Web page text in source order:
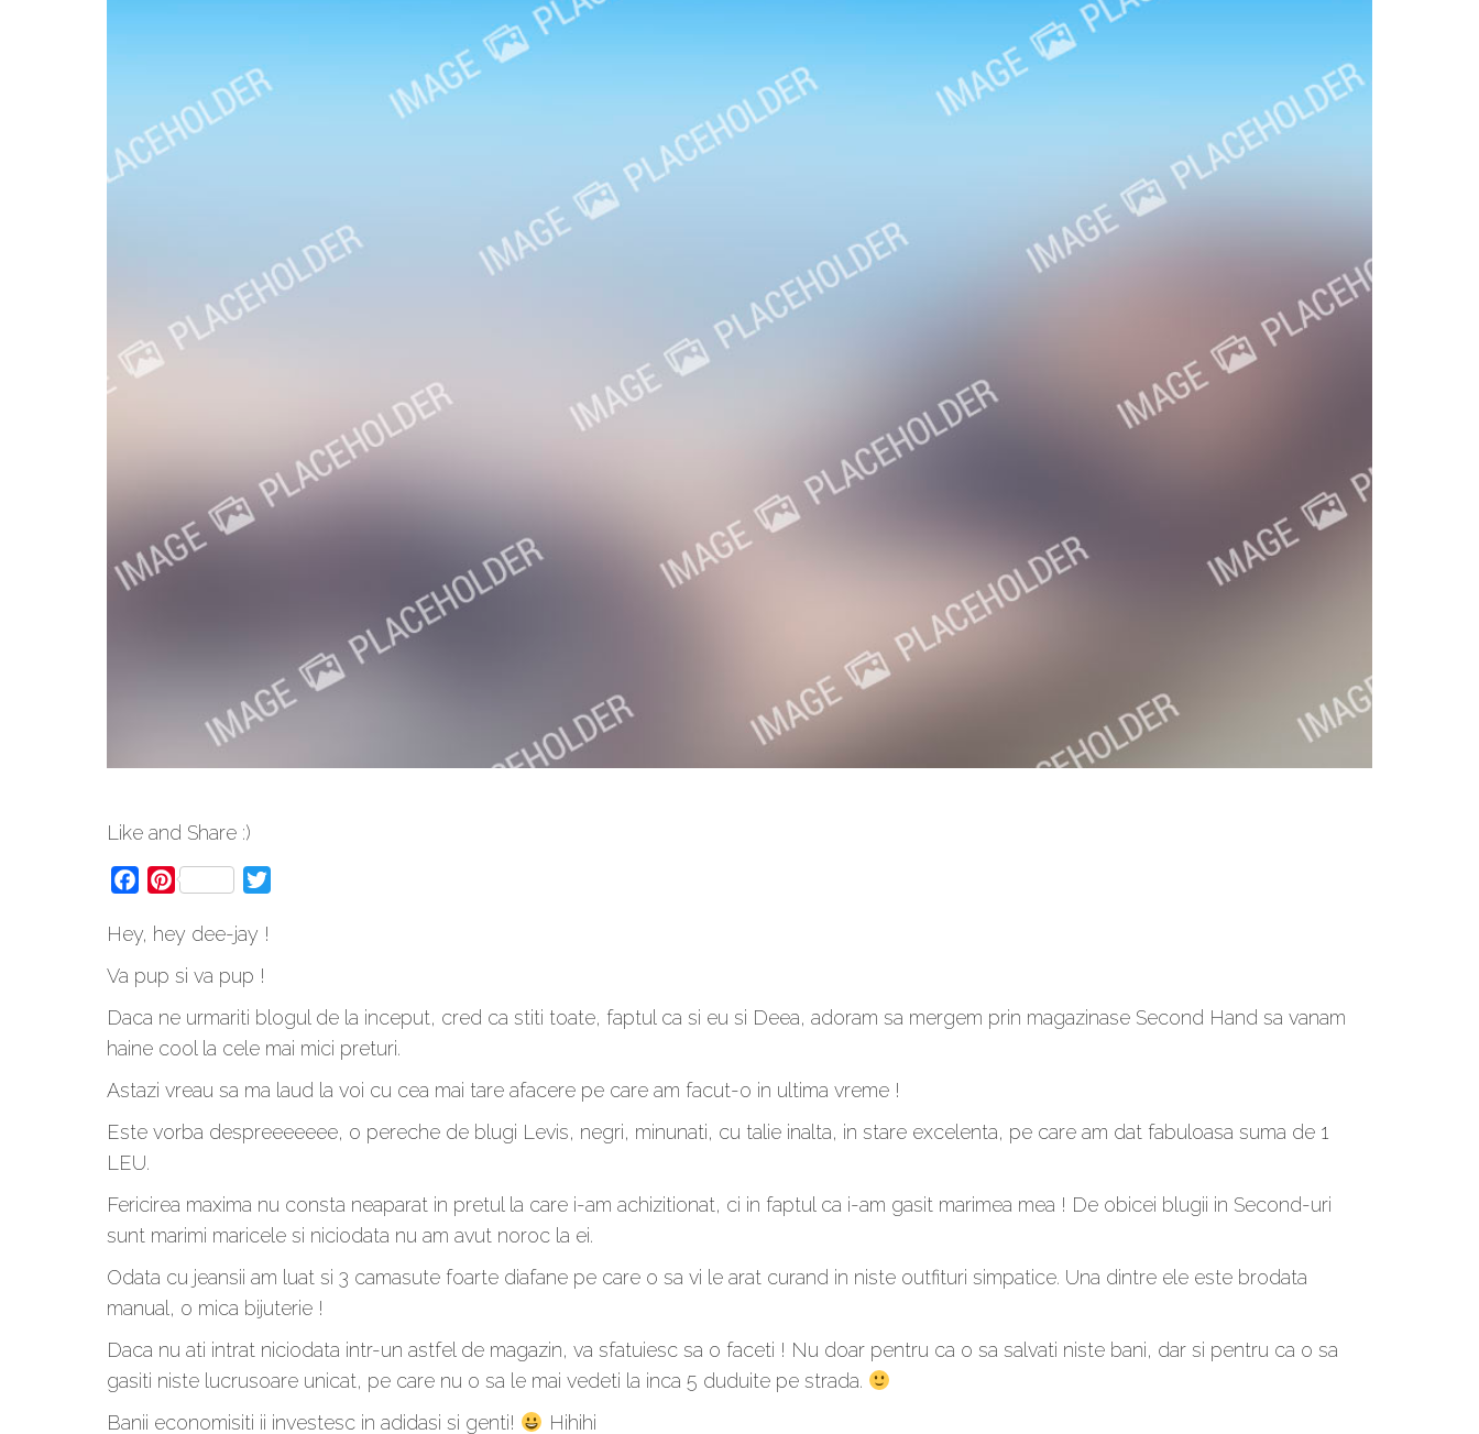
Like and Share :)
FacebookPinterest
Hey, hey dee-jay !
Va pup si va pup !
Daca ne urmariti blogul de la inceput, cred ca stiti toate, faptul ca si eu si Deea, adoram sa mergem prin magazinase Second Hand sa vanam
haine cool la cele mai mici preturi.
Astazi vreau sa ma laud la voi cu cea mai tare afacere pe care am facut-o in ultima vreme !
Este vorba despreeeeeee, o pereche de blugi Levis, negri, minunati, cu talie inalta, in stare excelenta, pe care am dat fabuloasa suma de 1
LEU.
Fericirea maxima nu consta neaparat in pretul la care i-am achizitionat, ci in faptul ca i-am gasit marimea mea ! De obicei blugii in Second-uri
sunt marimi maricele si niciodata nu am avut noroc la ei.
Odata cu jeansii am luat si 3 camasute foarte diafane pe care o sa vi le arat curand in niste outfituri simpatice. Una dintre ele este brodata
manual, o mica bijuterie !
Daca nu ati intrat niciodata intr-un astfel de magazin, va sfatuiesc sa o faceti ! Nu doar pentru ca o sa salvati niste bani, dar si pentru ca o sa
gasiti niste lucrusoare unicat, pe care nu o sa le mai vedeti la inca 5 duduite pe strada.
Banii economisiti ii investesc in adidasi si genti!
Hihihi